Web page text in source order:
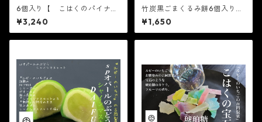
6個入り【 こはくのパイナッ
プル 6個入り×1箱 】【フル
ーツ大福】コハクのパイナッ
プル6個入り※配送日時指定必
元 贈り物 フルーツ ギフ
¥3,240
竹炭黒ごまくるみ餅6個入り
※配送日時指定必須
¥1,650